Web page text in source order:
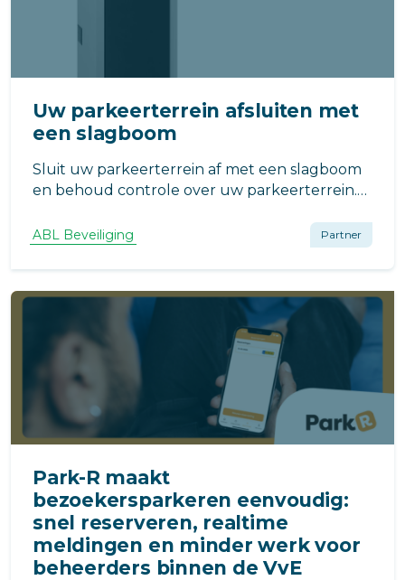
Uw parkeerterrein afsluiten met
een slagboom
Sluit uw parkeerterrein af met een slagboom
en behoud controle over uw parkeerterrein.
kentekenherkenning, afstandsbediening of
een van de andere opties. Stel via onze
configurator eenvoudig uw slagboom samen.
ABL Beveiliging Partner
Park-R maakt
bezoekersparkeren eenvoudig:
snel reserveren, realtime
meldingen en minder werk voor
beheerders binnen de VvE